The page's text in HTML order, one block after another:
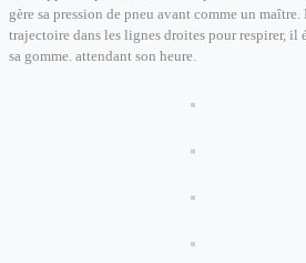
gère sa pression de pneu avant comme un maître.
trajectoire dans les lignes droites pour respirer, il
sa gomme. attendant son heure.